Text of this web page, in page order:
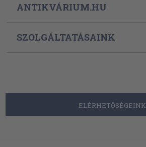
ANTIKVÁRIUM.HU
SZOLGÁLTATÁSAINK
ELÉRHETŐSÉGEINK